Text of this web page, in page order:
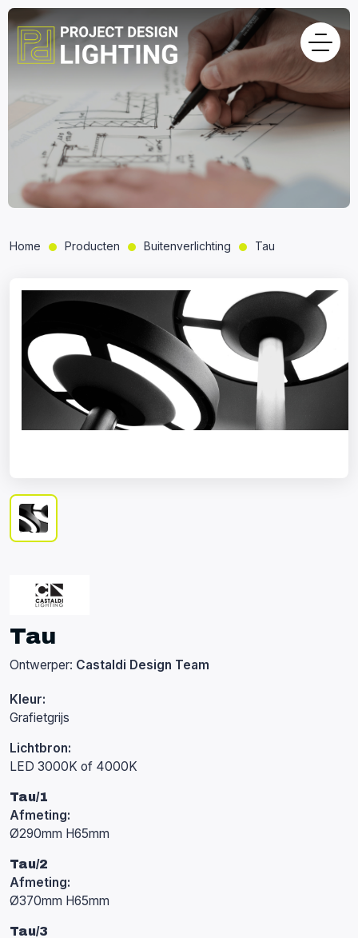
Home Producten Buitenverlichting Tau
Tau
Ontwerper: Castaldi Design Team
Kleur:
Grafietgrijs
Lichtbron:
LED 3000K of 4000K
Tau/1
Afmeting:
Ø290mm H65mm
Tau/2
Afmeting:
Ø370mm H65mm
Tau/3